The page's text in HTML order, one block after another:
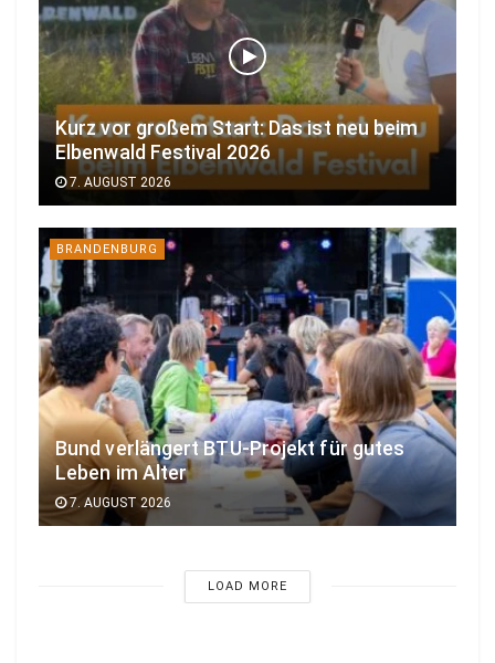
Kurz vor großem Start: Das ist neu beim
Elbenwald Festival 2026
7. AUGUST 2026
BRANDENBURG
Bund verlängert BTU-Projekt für gutes
Leben im Alter
7. AUGUST 2026
LOAD MORE